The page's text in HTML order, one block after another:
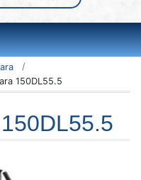
150DL55.5